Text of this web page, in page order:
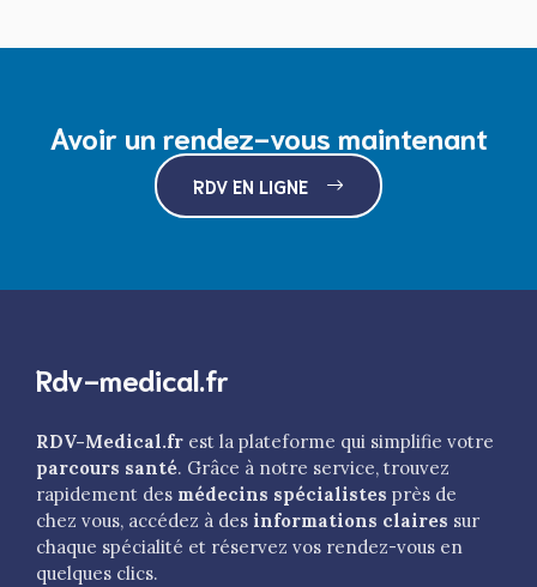
Avoir un rendez-vous maintenant
RDV EN LIGNE
Rdv-medical.fr
RDV-Medical.fr est la plateforme qui simplifie votre
parcours santé. Grâce à notre service, trouvez
rapidement des médecins spécialistes près de
chez vous, accédez à des informations claires sur
chaque spécialité et réservez vos rendez-vous en
quelques clics.